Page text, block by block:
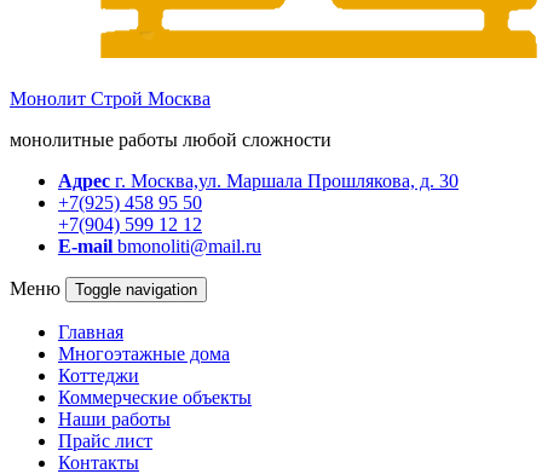
Монолит Строй Москва
монолитные работы любой сложности
Адрес г. Москва,ул. Маршала Прошлякова, д. 30
+7(925) 458 95 50
+7(904) 599 12 12
E-mail bmonoliti@mail.ru
Меню Toggle navigation
Главная
Многоэтажные дома
Коттеджи
Коммерческие объекты
Наши работы
Прайс лист
Контакты